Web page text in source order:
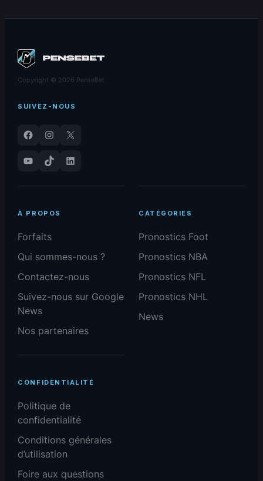
Copyright © 2026 PenseBet
SUIVEZ-NOUS
Facebook Instagram
X
YouTube
TikTok LinkedIn
À PROPOS
Forfaits
Qui sommes-nous ?
Contactez-nous
Suivez-nous sur Google
News
Nos partenaires
CATÉGORIES
Pronostics Foot
Pronostics NBA
Pronostics NFL
Pronostics NHL
News
CONFIDENTIALITÉ
Politique de
confidentialité
Conditions générales
d’utilisation
Foire aux questions